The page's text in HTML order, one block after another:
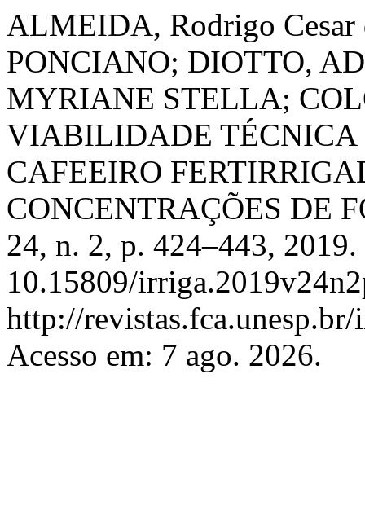
ALMEIDA, Rodrigo
PONCIANO; DIOTTO,
MYRIANE STELLA;
VIABILIDADE TÉCNICA
CAFEEIRO
CONCENTRAÇÕES DE
24, n. 2, p. 424–443,
10.15809/
http://
Acesso em: 7 ago. 2026.